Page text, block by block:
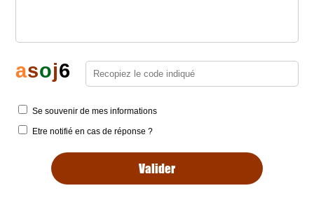
asoj6
Se souvenir de mes informations
Etre notifié en cas de réponse ?